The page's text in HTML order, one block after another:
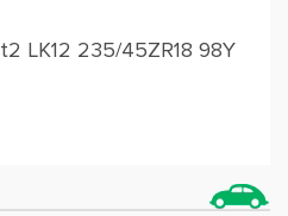
LK12 235/45ZR18 98Y